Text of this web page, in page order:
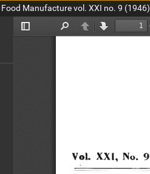
Food Manufacture vol. XXI no. 9 (1946)